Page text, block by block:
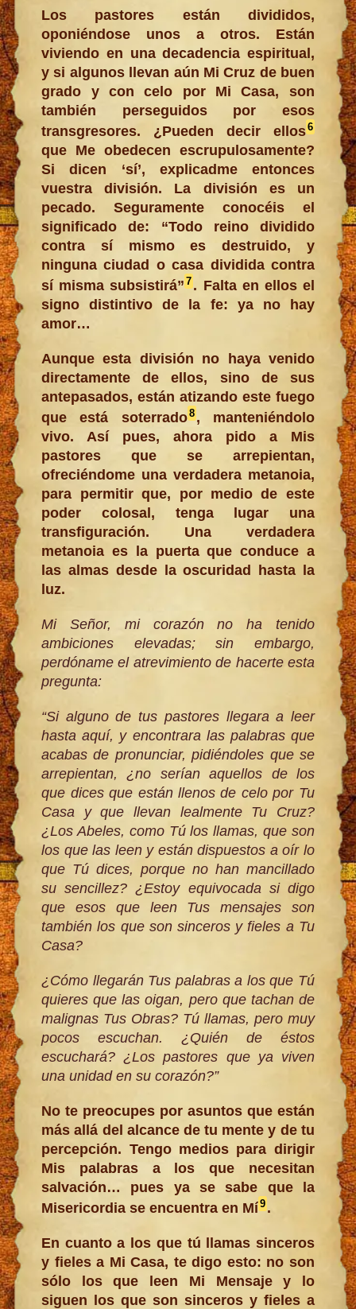
Los pastores están divididos,
oponiéndose unos a otros. Están
viviendo en una decadencia espiritual,
y si algunos llevan aún Mi Cruz de buen
grado y con celo por Mi Casa, son
también perseguidos por esos
transgresores. ¿Pueden decir ellos6
que Me obedecen escrupulosamente?
Si dicen ‘sí’, explicadme entonces
vuestra división. La división es un
pecado. Seguramente conocéis el
significado de: “Todo reino dividido
contra sí mismo es destruido, y
ninguna ciudad o casa dividida contra
sí misma subsistirá”7 . Falta en ellos el
signo distintivo de la fe: ya no hay
amor…
Aunque esta división no haya venido
directamente de ellos, sino de sus
antepasados, están atizando este fuego
que está soterrado8, manteniéndolo
vivo. Así pues, ahora pido a Mis
pastores que se arrepientan,
ofreciéndome una verdadera metanoia,
para permitir que, por medio de este
poder colosal, tenga lugar una
transfiguración. Una verdadera
metanoia es la puerta que conduce a
las almas desde la oscuridad hasta la
luz.
Mi Señor, mi corazón no ha tenido
ambiciones elevadas; sin embargo,
perdóname el atrevimiento de hacerte esta
pregunta:
“Si alguno de tus pastores llegara a leer
hasta aquí, y encontrara las palabras que
acabas de pronunciar, pidiéndoles que se
arrepientan, ¿no serían aquellos de los
que dices que están llenos de celo por Tu
Casa y que llevan lealmente Tu Cruz?
¿Los Abeles, como Tú los llamas, que son
los que las leen y están dispuestos a oír lo
que Tú dices, porque no han mancillado
su sencillez? ¿Estoy equivocada si digo
que esos que leen Tus mensajes son
también los que son sinceros y fieles a Tu
Casa?
¿Cómo llegarán Tus palabras a los que Tú
quieres que las oigan, pero que tachan de
malignas Tus Obras? Tú llamas, pero muy
pocos escuchan. ¿Quién de éstos
escuchará? ¿Los pastores que ya viven
una unidad en su corazón?”
No te preocupes por asuntos que están
más allá del alcance de tu mente y de tu
percepción. Tengo medios para dirigir
Mis palabras a los que necesitan
salvación… pues ya se sabe que la
Misericordia se encuentra en Mí9 .
En cuanto a los que tú llamas sinceros
y fieles a Mi Casa, te digo esto: no son
sólo los que leen Mi Mensaje y lo
siguen los que son sinceros y fieles a